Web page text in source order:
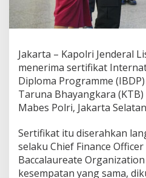
T
K
a
p
o
l
r
:
C
e
Jakarta – Kapolri Jenderal
menerima sertifikat
Diploma Programme
Taruna Bhayangkara
Mabes Polri, Jakarta
Sertifikat itu diserahkan
selaku Chief Finance
Baccalaureate Organization
kesempatan yang sama,